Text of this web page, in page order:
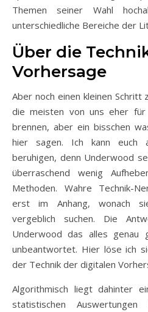
Themen seiner Wahl
unterschiedliche Bereiche der
Über die
Vorhersage
Aber noch einen kleinen Schritt
die meisten von uns eher
brennen, aber ein bisschen
hier sagen. Ich kann euch
beruhigen, denn Underwood
überraschend wenig
Methoden. Wahre Technik-
erst im Anhang, wonach
vergeblich suchen. Die
Underwood das alles genau
unbeantwortet. Hier löse ich
der Technik der digitalen
Algorithmisch liegt dahinter
statistischen